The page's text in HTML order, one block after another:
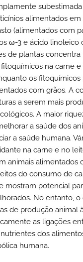
alimentados
(alimentados com
ω-3 e ácido
de plantas
na carne
os
com grãos. A
a serem mais
A maior
a saúde dos
a saúde humana.
na carne e no
animais alimentados
do consumo de
mostram potencial
No entanto,
de produção animal
as ligações
dos
humana.